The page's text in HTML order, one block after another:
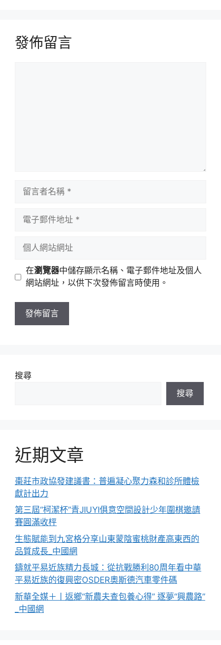
發佈留言
址
站
址
在瀏覽器中儲存顯示名稱、電子郵件地址及個人
網站網址，以供下次發佈留言時使用。
搜尋
搜尋
近期文章
棗莊市政協發建議書：普遍凝心聚力森和診所體檢
獻計出力
第三屆“柯潔杯”青JIUYI俱意空間設計少年圍棋邀請
賽圓滿收枰
生態賦能到九宮格分享山東蒙陰蜜桃財產高東西的
品質成長_中國網
鑄就平易近族精力長城：從抗戰勝利80周年看中華
平易近族的復興密OSDER奧斯德汽車零件碼
新華全媒＋丨返鄉“新農夫查包養心得” 逐夢“興農路”
_中國網